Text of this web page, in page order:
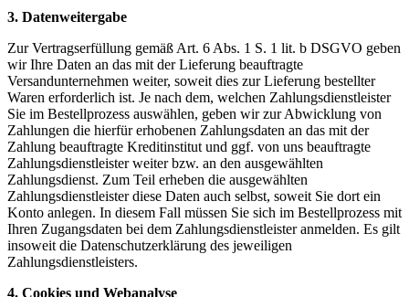
3. Datenweitergabe
Zur Vertragserfüllung gemäß Art. 6 Abs. 1 S. 1 lit. b DSGVO geben
wir Ihre Daten an das mit der Lieferung beauftragte
Versandunternehmen weiter, soweit dies zur Lieferung bestellter
Waren erforderlich ist. Je nach dem, welchen Zahlungsdienstleister
Sie im Bestellprozess auswählen, geben wir zur Abwicklung von
Zahlungen die hierfür erhobenen Zahlungsdaten an das mit der
Zahlung beauftragte Kreditinstitut und ggf. von uns beauftragte
Zahlungsdienstleister weiter bzw. an den ausgewählten
Zahlungsdienst. Zum Teil erheben die ausgewählten
Zahlungsdienstleister diese Daten auch selbst, soweit Sie dort ein
Konto anlegen. In diesem Fall müssen Sie sich im Bestellprozess mit
Ihren Zugangsdaten bei dem Zahlungsdienstleister anmelden. Es gilt
insoweit die Datenschutzerklärung des jeweiligen
Zahlungsdienstleisters.
4. Cookies und Webanalyse